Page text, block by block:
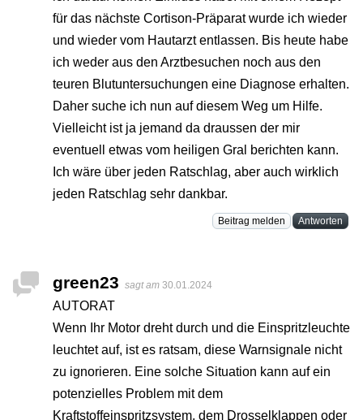
für das nächste Cortison-Präparat wurde ich wieder
und wieder vom Hautarzt entlassen. Bis heute habe
ich weder aus den Arztbesuchen noch aus den
teuren Blutuntersuchungen eine Diagnose erhalten.
Daher suche ich nun auf diesem Weg um Hilfe.
Vielleicht ist ja jemand da draussen der mir
eventuell etwas vom heiligen Gral berichten kann.
Ich wäre über jeden Ratschlag, aber auch wirklich
jeden Ratschlag sehr dankbar.
Beitrag melden Antworten
green23 sagt am 30.01.2024
AUTORAT
Wenn Ihr Motor dreht durch und die Einspritzleuchte
leuchtet auf, ist es ratsam, diese Warnsignale nicht
zu ignorieren. Eine solche Situation kann auf ein
potenzielles Problem mit dem
Kraftstoffeinspritzsystem, dem Drosselklappen oder